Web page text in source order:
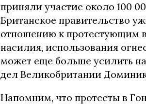
приняли участие около 100
Британское правительство
отношению к протестующим
насилия, использования
может еще больше усилить
дел Великобритании Доминик
Напомним, что протесты в